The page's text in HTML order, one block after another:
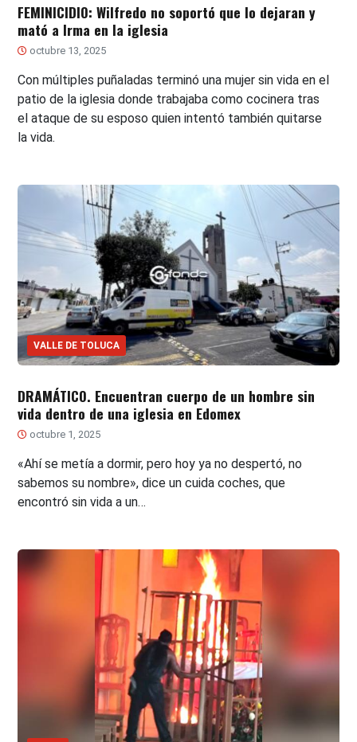
FEMINICIDIO: Wilfredo no soportó que lo dejaran y
mató a Irma en la iglesia
octubre 13, 2025
Con múltiples puñaladas terminó una mujer sin vida en el
patio de la iglesia donde trabajaba como cocinera tras
el ataque de su esposo quien intentó también quitarse
la vida.
VALLE DE TOLUCA
DRAMÁTICO. Encuentran cuerpo de un hombre sin
vida dentro de una iglesia en Edomex
octubre 1, 2025
«Ahí se metía a dormir, pero hoy ya no despertó, no
sabemos su nombre», dice un cuida coches, que
encontró sin vida a un…